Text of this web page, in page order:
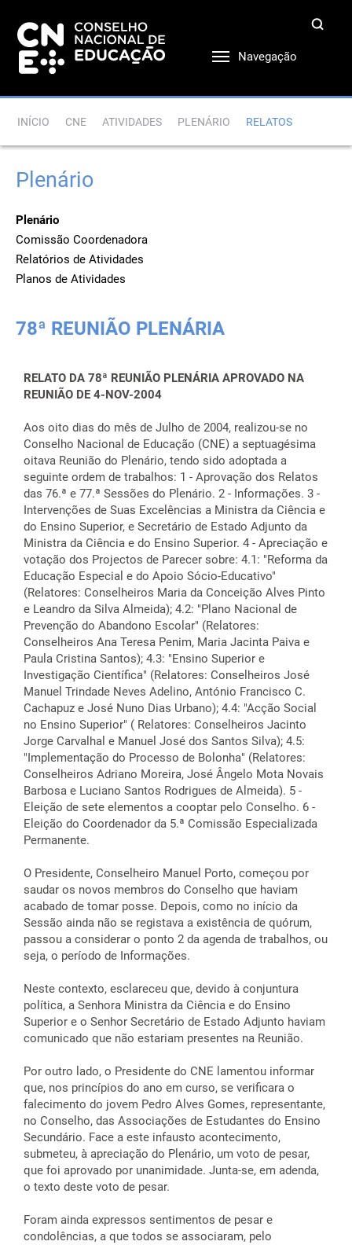
Navegação
INÍCIO CNE ATIVIDADES PLENÁRIO RELATOS
Plenário
Plenário
Comissão Coordenadora
Relatórios de Atividades
Planos de Atividades
78ª REUNIÃO PLENÁRIA
RELATO DA 78ª REUNIÃO PLENÁRIA APROVADO NA
REUNIÃO DE 4-NOV-2004
Aos oito dias do mês de Julho de 2004, realizou-se no
Conselho Nacional de Educação (CNE) a septuagésima
oitava Reunião do Plenário, tendo sido adoptada a
seguinte ordem de trabalhos: 1 - Aprovação dos Relatos
das 76.ª e 77.ª Sessões do Plenário. 2 - Informações. 3 -
Intervenções de Suas Excelências a Ministra da Ciência e
do Ensino Superior, e Secretário de Estado Adjunto da
Ministra da Ciência e do Ensino Superior. 4 - Apreciação e
votação dos Projectos de Parecer sobre: 4.1: "Reforma da
Educação Especial e do Apoio Sócio-Educativo"
(Relatores: Conselheiros Maria da Conceição Alves Pinto
e Leandro da Silva Almeida); 4.2: "Plano Nacional de
Prevenção do Abandono Escolar" (Relatores:
Conselheiros Ana Teresa Penim, Maria Jacinta Paiva e
Paula Cristina Santos); 4.3: "Ensino Superior e
Investigação Científica" (Relatores: Conselheiros José
Manuel Trindade Neves Adelino, António Francisco C.
Cachapuz e José Nuno Dias Urbano); 4.4: "Acção Social
no Ensino Superior" ( Relatores: Conselheiros Jacinto
Jorge Carvalhal e Manuel José dos Santos Silva); 4.5:
"Implementação do Processo de Bolonha" (Relatores:
Conselheiros Adriano Moreira, José Ângelo Mota Novais
Barbosa e Luciano Santos Rodrigues de Almeida). 5 -
Eleição de sete elementos a cooptar pelo Conselho. 6 -
Eleição do Coordenador da 5.ª Comissão Especializada
Permanente.
O Presidente, Conselheiro Manuel Porto, começou por
saudar os novos membros do Conselho que haviam
acabado de tomar posse. Depois, como no início da
Sessão ainda não se registava a existência de quórum,
passou a considerar o ponto 2 da agenda de trabalhos, ou
seja, o período de Informações.
Neste contexto, esclareceu que, devido à conjuntura
política, a Senhora Ministra da Ciência e do Ensino
Superior e o Senhor Secretário de Estado Adjunto haviam
comunicado que não estariam presentes na Reunião.
Por outro lado, o Presidente do CNE lamentou informar
que, nos princípios do ano em curso, se verificara o
falecimento do jovem Pedro Alves Gomes, representante,
no Conselho, das Associações de Estudantes do Ensino
Secundário. Face a este infausto acontecimento,
submeteu, à apreciação do Plenário, um voto de pesar,
que foi aprovado por unanimidade. Junta-se, em adenda,
o texto deste voto de pesar.
Foram ainda expressos sentimentos de pesar e
condolências, a que todos se associaram, pelo